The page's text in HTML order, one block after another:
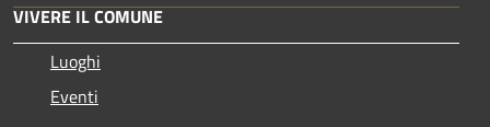
VIVERE IL COMUNE
Luoghi
Eventi